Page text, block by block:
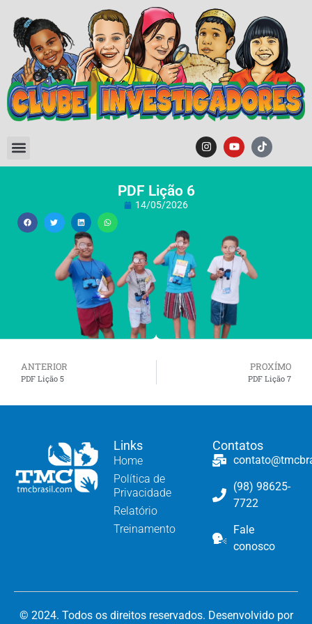
PDF Lição 6
14/05/2026
ANTERIOR
PDF Lição 5
PROXÍMO
PDF Lição 7
Links
Home
Política de
Privacidade
Relatório
Treinamento
Contatos
(98) 98625-
7722
Fale
conosco
© 2024. Todos os direitos reservados. Desenvolvido por